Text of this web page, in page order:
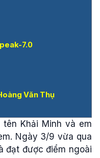
7.0
Văn Thụ
tên Khải Minh và em
Ngày 3/9 vừa qua
đạt được điểm ngoài